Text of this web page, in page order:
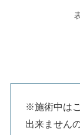
※施術中は
出来ません